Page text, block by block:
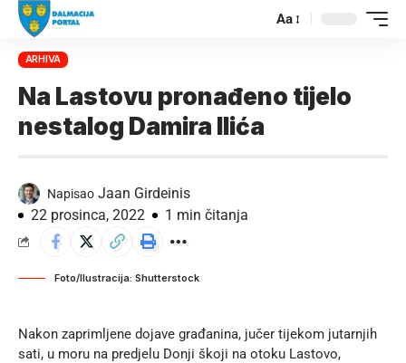
Aa
ARHIVA
Na Lastovu pronađeno tijelo
nestalog Damira Ilića
Napisao Jaan Girdeinis
22 prosinca, 2022
1 min čitanja
Foto/Ilustracija: Shutterstock
Nakon zaprimljene dojave građanina, jučer tijekom jutarnjih
sati, u moru na predjelu Donji škoji na otoku Lastovo,